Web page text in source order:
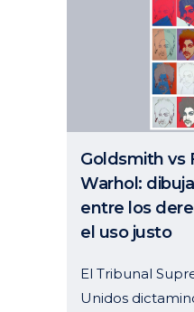
Goldsmith vs
Warhol:
entre los
el uso justo
El Tribunal
Unidos